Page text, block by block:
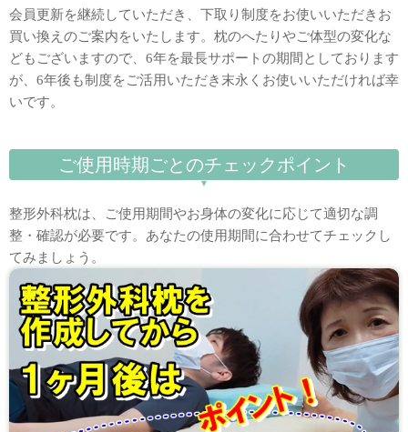
会員更新を継続していただき、下取り制度をお使いいただきお
買い換えのご案内をいたします。枕のへたりやご体型の変化な
どもございますので、6年を最長サポートの期間としております
が、6年後も制度をご活用いただき末永くお使いいただければ幸
いです。
ご使用時期ごとのチェックポイント
整形外科枕は、ご使用期間やお身体の変化に応じて適切な調
整・確認が必要です。あなたの使用期間に合わせてチェックし
てみましょう。